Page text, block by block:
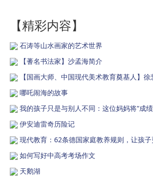
【精彩内容】
石涛等山水画家的艺术世界
【蓍名书法家】沙孟海简介
【国画大师、中国现代美术教育奠基人】徐
哪吒闹海的故事
我的孩子只是与别人不同：这位妈妈将“成绩
伊安迪雷奇历险记
现代教育：62条德国家庭教养规则，让孩子
如何写好中高考考场作文
天鹅湖